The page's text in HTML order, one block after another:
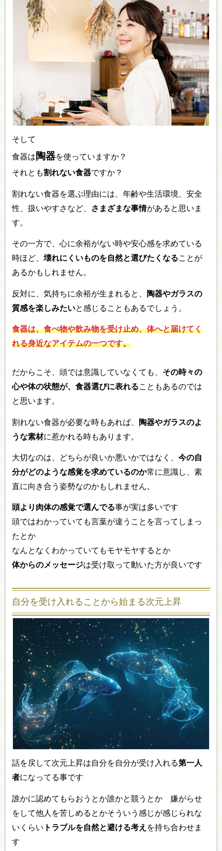
そして
食器は 陶器を使っていますか？
それとも割れない食器ですか？
割れない食器を選ぶ理由には、年齢や生活環境、安全
性、扱いやすさなど、 さまざまな事情があると思いま
す。
その一方で、心に余裕がない時や安心感を求めている
時ほど、壊れにくいものを自然と選びたくなることが
あるかもしれません。
反対に、気持ちに余裕が生まれると、 陶器やガラスの
質感を楽しみたいと感じることもあるでしょう。
食器は、食べ物や飲み物を受け止め、体へと届けてく
れる身近なアイテムの一つです。
だからこそ、頭では意識していなくても、 その時々の
心や体の状態が、食器選びに表れることもあるのでは
と思います。
割れない食器が必要な時もあれば、 陶器やガラスのよ
うな素材に惹かれる時もあります。
大切なのは、どちらが良いか悪いかではなく、今の自
分がどのような感覚を求めているのか常に意識し、素
直に向き合う姿勢なのかもしれません。
頭より肉体の感覚で選んでる事が実は多いです
頭ではわかっていても言葉が違うことを言ってしまっ
たとか
なんとなくわかっていてもモヤモヤするとか
体からのメッセージは受け取って動いた方が良いです
自分を受け入れることから始まる次元上昇
話を戻して次元上昇は自分を自分が受け入れる第一人
者になってる事です
誰かに認めてもらおうとか誰かと競うとか 嫌がらせ
をして他人を苦しめるとかそういう感じが感じられな
いくらい トラブルを自然と避ける考え を持ち合わせま
す